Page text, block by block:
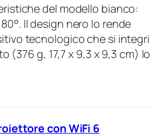
del modello bianco:
Il design nero lo rende
tecnologico che si integri
(376 g, 17,7 x 9,3 x 9,3 cm) lo
con WiFi 6